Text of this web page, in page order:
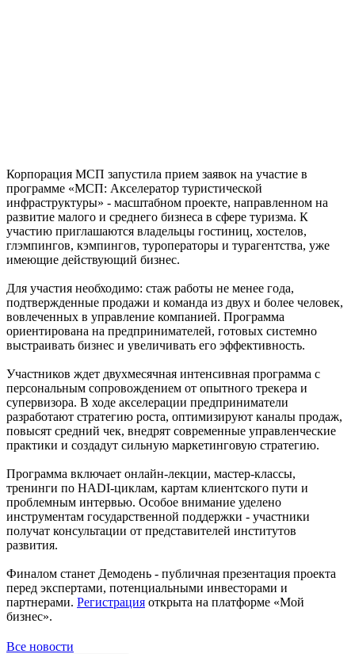
Корпорация МСП запустила прием заявок на участие в
программе «МСП: Акселератор туристической
инфраструктуры» - масштабном проекте, направленном на
развитие малого и среднего бизнеса в сфере туризма. К
участию приглашаются владельцы гостиниц, хостелов,
глэмпингов, кэмпингов, туроператоры и турагентства, уже
имеющие действующий бизнес.
Для участия необходимо: стаж работы не менее года,
подтвержденные продажи и команда из двух и более человек,
вовлеченных в управление компанией. Программа
ориентирована на предпринимателей, готовых системно
выстраивать бизнес и увеличивать его эффективность.
Участников ждет двухмесячная интенсивная программа с
персональным сопровождением от опытного трекера и
супервизора. В ходе акселерации предприниматели
разработают стратегию роста, оптимизируют каналы продаж,
повысят средний чек, внедрят современные управленческие
практики и создадут сильную маркетинговую стратегию.
Программа включает онлайн-лекции, мастер-классы,
тренинги по HADI-циклам, картам клиентского пути и
проблемным интервью. Особое внимание уделено
инструментам государственной поддержки - участники
получат консультации от представителей институтов
развития.
Финалом станет Демодень - публичная презентация проекта
перед экспертами, потенциальными инвесторами и
партнерами. Регистрация открыта на платформе «Мой
бизнес».
Все новости